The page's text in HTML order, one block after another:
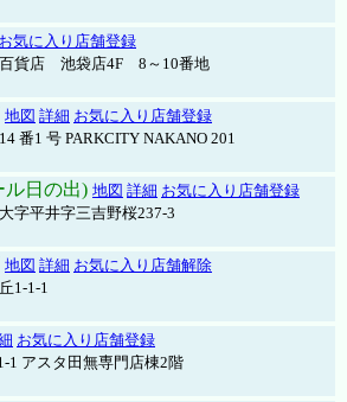
お気に入り店舗登録
百貨店 池袋店4F 8～10番地
地図 詳細 お気に入り店舗登録
番1 号 PARKCITY NAKANO 201
ル日の出) 地図 詳細 お気に入り店舗登録
字平井字三吉野桜237-3
地図 詳細 お気に入り店舗解除
1-1-1
お気に入り店舗登録
1 アスタ田無専門店棟2階